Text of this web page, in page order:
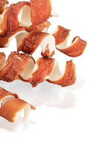
40-45 G [25 SZT.]